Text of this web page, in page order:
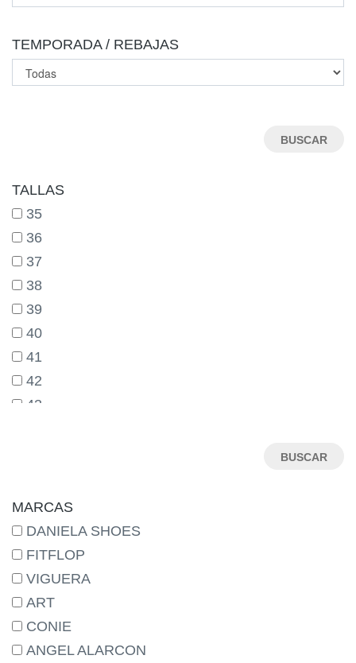
TEMPORADA / REBAJAS
TALLAS
35
36
37
38
39
40
41
42
43
MARCAS
DANIELA SHOES
FITFLOP
VIGUERA
ART
CONIE
ANGEL ALARCON